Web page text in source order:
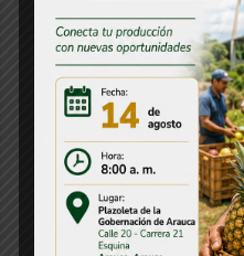
Encuentro
Cultura de los
30 julio, 2026